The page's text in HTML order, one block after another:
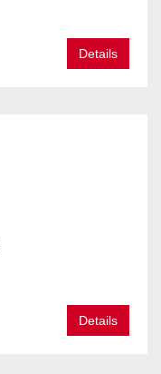
Details
Details